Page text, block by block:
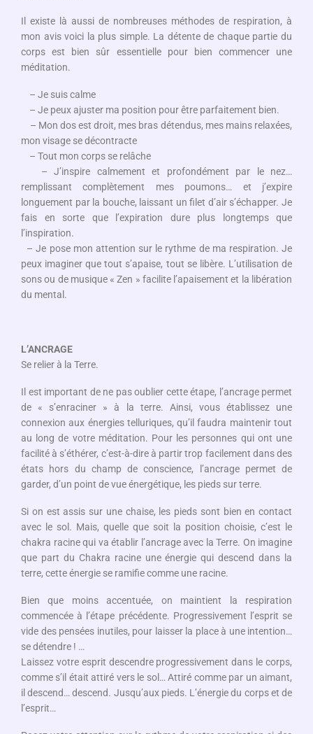
Il existe là aussi de nombreuses méthodes de respiration, à
mon avis voici la plus simple. La détente de chaque partie du
corps est bien sûr essentielle pour bien commencer une
méditation.
– Je suis calme
– Je peux ajuster ma position pour être parfaitement bien.
– Mon dos est droit, mes bras détendus, mes mains relaxées,
mon visage se décontracte
– Tout mon corps se relâche
– J’inspire calmement et profondément par le nez…
remplissant complètement mes poumons… et j’expire
longuement par la bouche, laissant un filet d’air s’échapper. Je
fais en sorte que l’expiration dure plus longtemps que
l’inspiration.
– Je pose mon attention sur le rythme de ma respiration. Je
peux imaginer que tout s’apaise, tout se libère. L’utilisation de
sons ou de musique « Zen » facilite l’apaisement et la libération
du mental.
L’ANCRAGE
Se relier à la Terre.
Il est important de ne pas oublier cette étape, l’ancrage permet
de « s’enraciner » à la terre. Ainsi, vous établissez une
connexion aux énergies telluriques, qu’il faudra maintenir tout
au long de votre méditation. Pour les personnes qui ont une
facilité à s’éthérer, c’est-à-dire à partir trop facilement dans des
états hors du champ de conscience, l’ancrage permet de
garder, d’un point de vue énergétique, les pieds sur terre.
Si on est assis sur une chaise, les pieds sont bien en contact
avec le sol. Mais, quelle que soit la position choisie, c’est le
chakra racine qui va établir l’ancrage avec la Terre. On imagine
que part du Chakra racine une énergie qui descend dans la
terre, cette énergie se ramifie comme une racine.
Bien que moins accentuée, on maintient la respiration
commencée à l’étape précédente. Progressivement l’esprit se
vide des pensées inutiles, pour laisser la place à une intention…
se détendre ! …
Laissez votre esprit descendre progressivement dans le corps,
comme s’il était attiré vers le sol… Attiré comme par un aimant,
il descend… descend. Jusqu’aux pieds. L’énergie du corps et de
l’esprit…